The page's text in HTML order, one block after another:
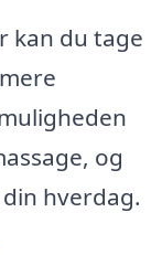
kan du tage
og
hverdag.